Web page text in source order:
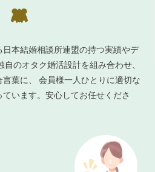
本結婚相談所連盟の持つ実績やデ
のオタク婚活設計を組み合わせ、
言葉に、 会員様一人ひとりに適切な
います。安心してお任せくださ